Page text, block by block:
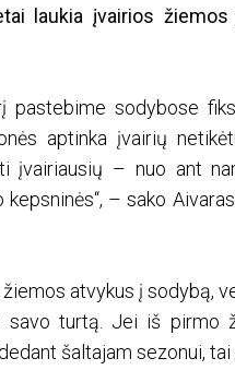
laukia įvairios
pastebime sodybose
aptinka įvairių
įvairiausių – nuo ant
– sako
atvykus į sodybą,
savo turtą. Jei iš pirmo
šaltajam sezonui, tai